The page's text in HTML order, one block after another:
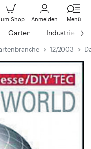
Shop Anmelden Menü
Garten Industrie
12/2003